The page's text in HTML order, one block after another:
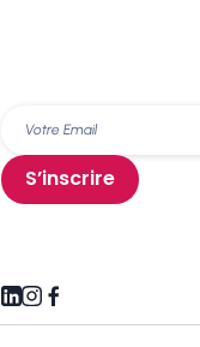
S’inscrire